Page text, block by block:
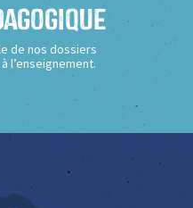
de nos dossiers
l’enseignement.